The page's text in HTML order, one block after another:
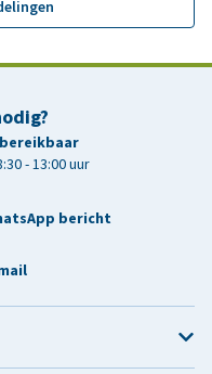
- 13:00 uur
bericht